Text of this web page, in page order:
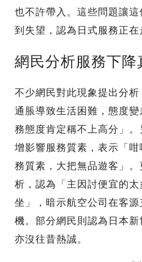
也不許帶入。這些問題讓
到失望，認為日式服務正在
網民分析服務下降
不少網民對此現象提出分析
通脹導致生活困難，態度
務態度肯定稱不上高分」
增影響服務質素，表示「
務質素，大把無品遊客」
析，認為「主因討便宜的
坐」，暗示航空公司在客
機。部分網民則認為日本
亦沒往昔熱誠。